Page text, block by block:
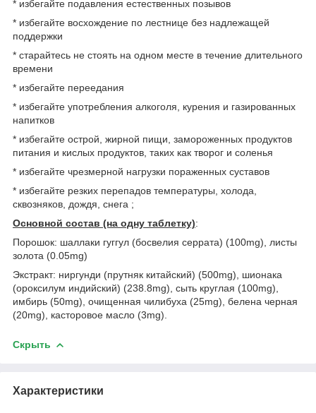
* избегайте подавления естественных позывов
* избегайте восхождение по лестнице без надлежащей
поддержки
* старайтесь не стоять на одном месте в течение длительного
времени
* избегайте переедания
* избегайте употребления алкоголя, курения и газированных
напитков
* избегайте острой, жирной пищи, замороженных продуктов
питания и кислых продуктов, таких как творог и соленья
* избегайте чрезмерной нагрузки пораженных суставов
* избегайте резких перепадов температуры, холода,
сквозняков, дождя, снега ;
Основной состав (на одну таблетку):
Порошок: шаллаки гуггул (босвелия серрата) (100mg), листы
золота (0.05mg)
Экстракт: ниргунди (прутняк китайский) (500mg), шионака
(ороксилум индийский) (238.8mg), сыть круглая (100mg),
имбирь (50mg), очищенная чилибуха (25mg), белена черная
(20mg), касторовое масло (3mg).
Скрыть
Характеристики